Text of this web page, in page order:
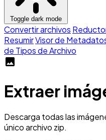
Toggle dark mode
Convertir archivos
ResumirVisor de
de Tipos de Archivo
image
Extraer
Descarga todas las
único archivo zip.